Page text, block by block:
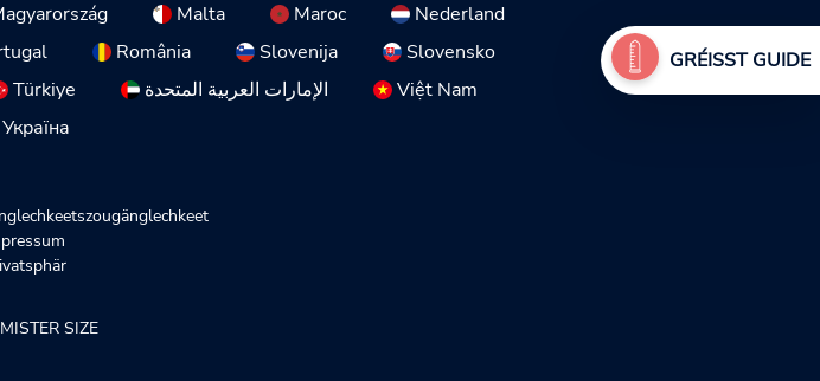
Malta Maroc
Nederland
România Slovenija
Slovensko
Türkiye الإمارات العربية المتحدة
Việt Nam
SIZE
GRÉISST GUIDE